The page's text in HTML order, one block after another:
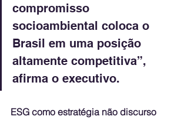
compromisso
socioambiental coloca o
Brasil em uma posição
altamente competitiva”,
afirma o executivo.
ESG como estratégia não discurso